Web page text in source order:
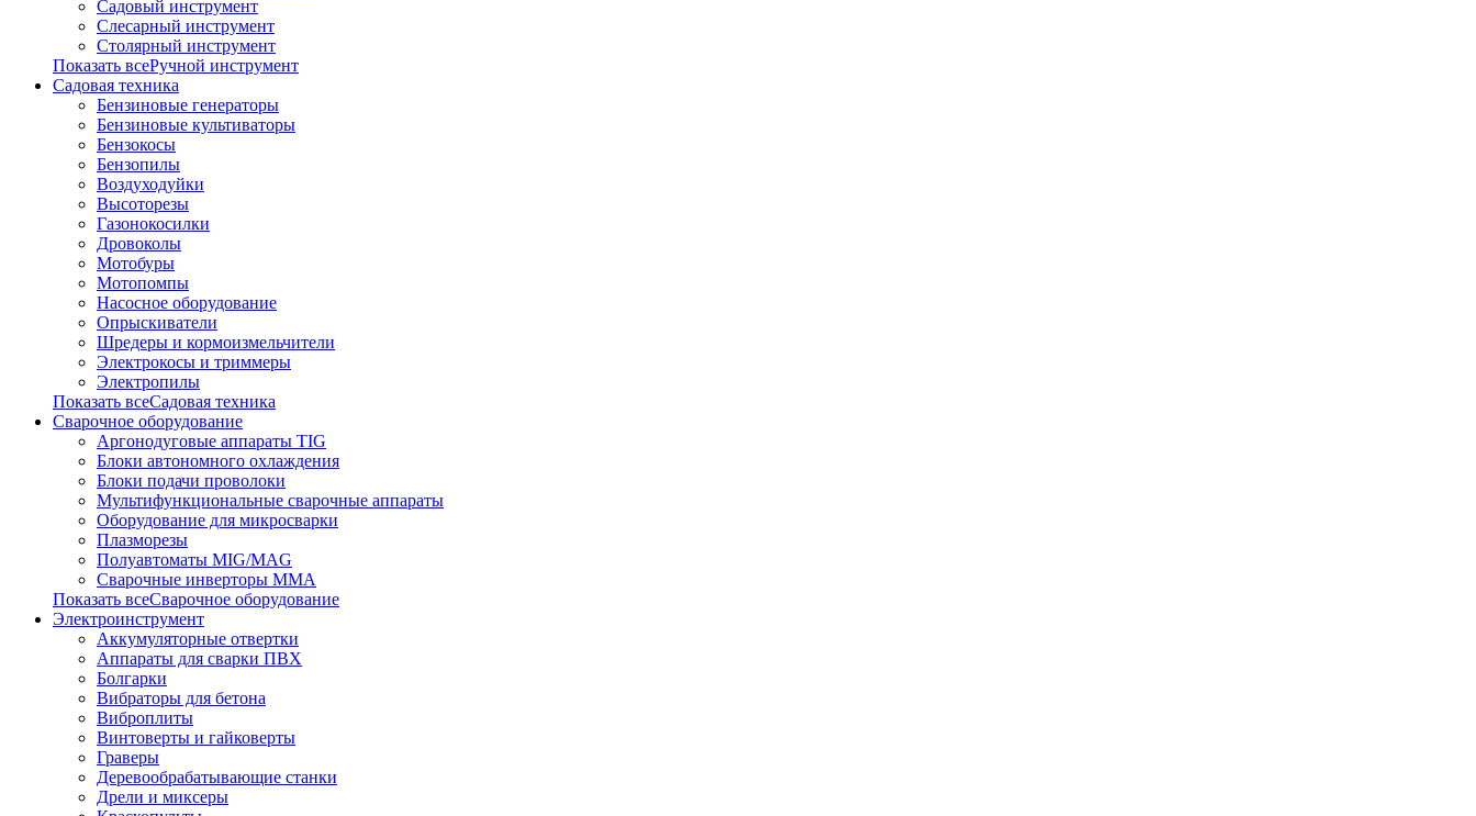
Садовый инструмент
Слесарный инструмент
Столярный инструмент
Показать всеРучной инструмент
Садовая техника
Бензиновые генераторы
Бензиновые культиваторы
Бензокосы
Бензопилы
Воздуходуйки
Высоторезы
Газонокосилки
Дровоколы
Мотобуры
Мотопомпы
Насосное оборудование
Опрыскиватели
Шредеры и кормоизмельчители
Электрокосы и триммеры
Электропилы
Показать всеСадовая техника
Сварочное оборудование
Аргонодуговые аппараты TIG
Блоки автономного охлаждения
Блоки подачи проволоки
Мультифункциональные сварочные аппараты
Оборудование для микросварки
Плазморезы
Полуавтоматы MIG/MAG
Сварочные инверторы ММА
Показать всеСварочное оборудование
Электроинструмент
Аккумуляторные отвертки
Аппараты для сварки ПВХ
Болгарки
Вибраторы для бетона
Виброплиты
Винтоверты и гайковерты
Граверы
Деревообрабатывающие станки
Дрели и миксеры